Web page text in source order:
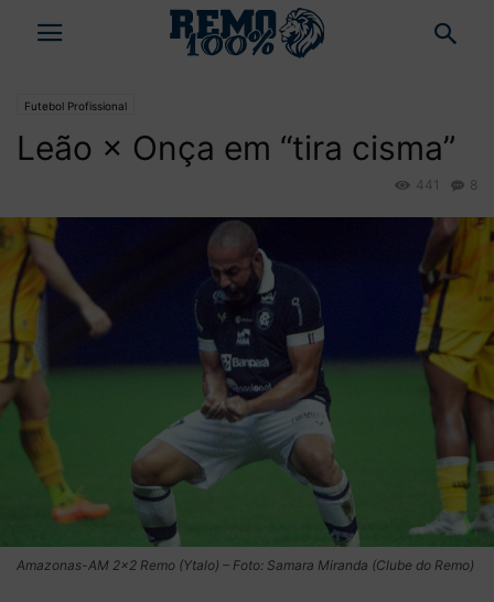
Futebol Profissional
Leão × Onça em “tira cisma”
8
441
Amazonas-AM 2×2 Remo (Ytalo) – Foto: Samara Miranda (Clube do Remo)